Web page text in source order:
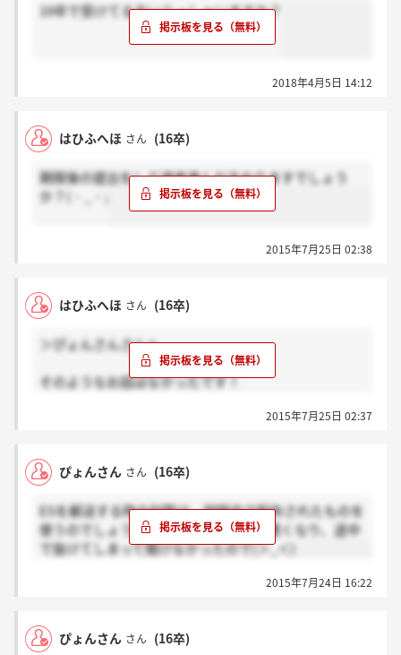
19卒で受けてる方いらっしゃいますか？
2018年4月5日 14:12
はひふへほ さん (16卒)
期限後の提出をして選考進んだ方おりますでしょう
か？(・_・;
2015年7月25日 02:38
はひふへほ さん (16卒)
＞ぴょんさんさんへ
そのようなお話はなかったです！
2015年7月25日 02:37
ぴょんさん さん (16卒)
ESを郵送する時の封筒は、説明会で配布されたものを
使うのでしょうか？説明会中に体調が悪くなり、途中
で抜けてしまって聞けなかったので(＞_＜)
2015年7月24日 16:22
ぴょんさん さん (16卒)